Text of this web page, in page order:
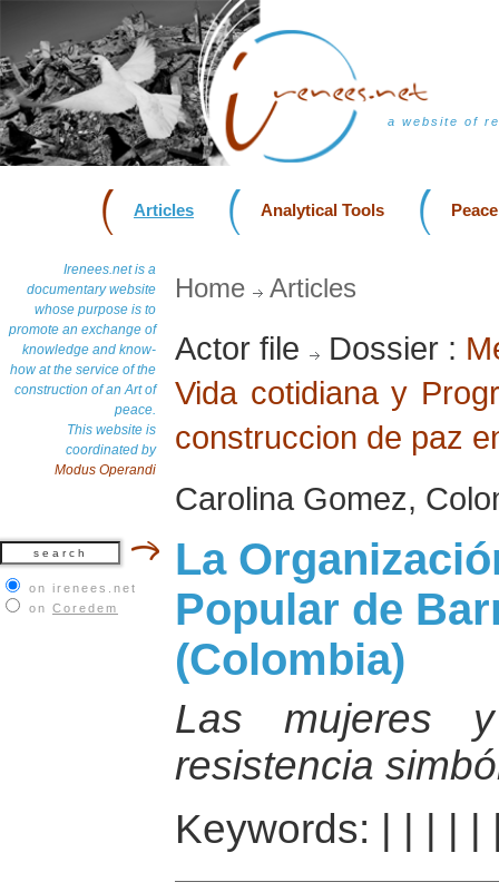
a website of
Articles Analytical Tools
Irenees.net is a
documentary website
whose purpose is to
promote an exchange of
knowledge and know-
how at the service of the
construction of an Art of
peace.
This website is
coordinated by
Modus Operandi
on irenees.net
on Coredem
Home Articles
Actor file Dossier :
Vida cotidiana y
construccion de paz
Carolina Gomez,
La
Popular de
(Colombia)
Las mujeres
resistencia
Keywords: